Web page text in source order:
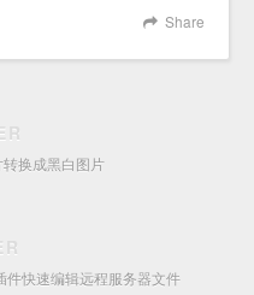
Share
换成黑白图片
件快速编辑远程服务器文件